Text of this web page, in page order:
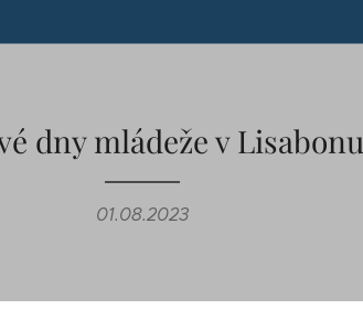
dny mládeže v Lisabonu
01.08.2023